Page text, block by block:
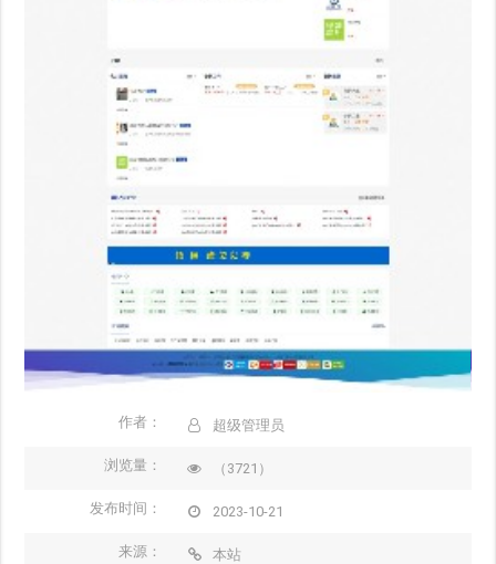
作者： 超级管理员
浏览量： （3721）
发布时间： 2023-10-21
来源： 本站